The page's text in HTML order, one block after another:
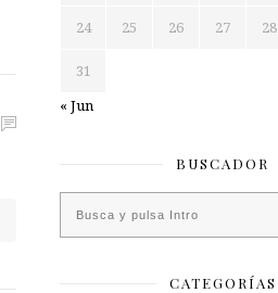
24 25 26 27 28
31
« Jun
BUSCADOR
CATEGORÍAS